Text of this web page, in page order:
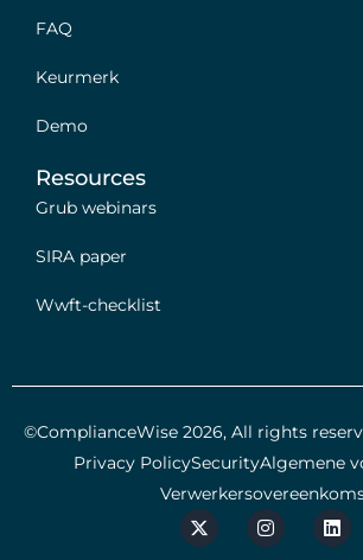
FAQ
Keurmerk
Demo
Resources
Grub webinars
SIRA paper
Wwft-checklist
©ComplianceWise 2026, All rights
Privacy PolicySecurityAlgemene
X
-
t
I
n
s
L
i
n